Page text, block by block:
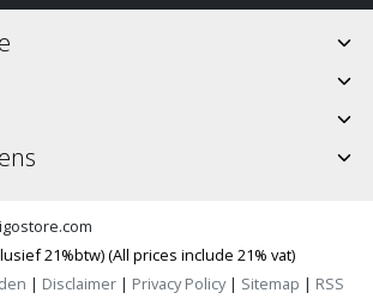
21%btw) (All prices include 21% vat)
| Disclaimer | Privacy Policy| Sitemap | RSS